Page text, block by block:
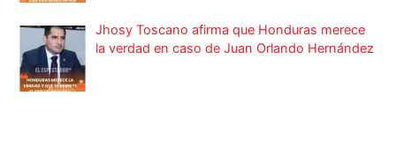
Jhosy Toscano afirma que Honduras merece
la verdad en caso de Juan Orlando Hernández